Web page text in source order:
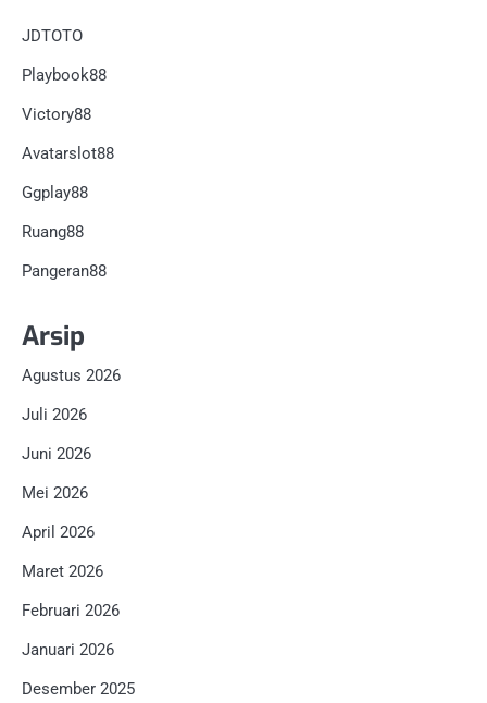
JDTOTO
Playbook88
Victory88
Avatarslot88
Ggplay88
Ruang88
Pangeran88
Arsip
Agustus 2026
Juli 2026
Juni 2026
Mei 2026
April 2026
Maret 2026
Februari 2026
Januari 2026
Desember 2025